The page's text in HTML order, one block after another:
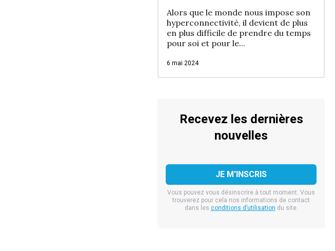
Alors que le monde nous impose son
hyperconnectivité, il devient de plus
en plus difficile de prendre du temps
pour soi et pour le...
6 mai 2024
Recevez les dernières
nouvelles
Vous pouvez vous désinscrire à tout moment. Vous
trouverez pour cela nos informations de contact
dans les conditions d’utilisation du site.